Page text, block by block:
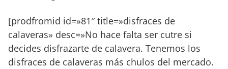
[prodfromid id=»81″ title=»disfraces de
calaveras» desc=»No hace falta ser cutre si
decides disfrazarte de calavera. Tenemos los
disfraces de calaveras más chulos del mercado.